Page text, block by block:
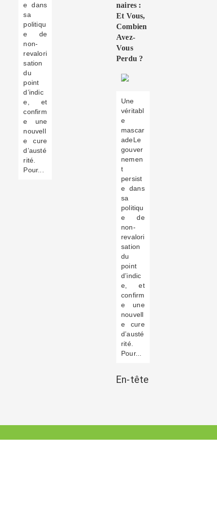
e dans
sa
politiqu
e de
non-
revalori
sation
du
point
d’indic
e, et
confirm
e une
nouvell
e cure
d’austé
rité.
Pour...
Naires :
Et Vous,
Combien
Avez-
Vous
Perdu ?
Une
véritabl
e
mascar
adeLe
gouver
nemen
t
persist
e dans
sa
politiqu
e de
non-
revalori
sation
du
point
d’indic
e, et
confirm
e une
nouvell
e cure
d’austé
rité.
Pour...
En-tête